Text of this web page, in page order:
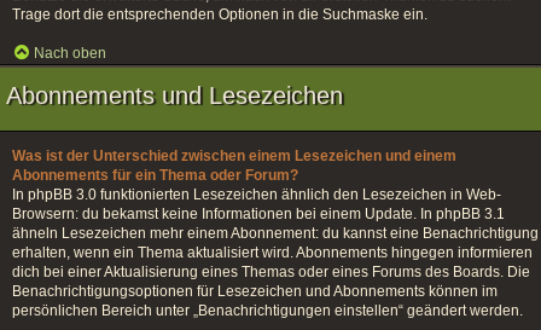
Trage dort die entsprechenden Optionen in die Suchmaske ein.
Nach oben
Abonnements und Lesezeichen
Was ist der Unterschied zwischen einem Lesezeichen und einem
Abonnements für ein Thema oder Forum?
In phpBB 3.0 funktionierten Lesezeichen ähnlich den Lesezeichen in Web-
Browsern: du bekamst keine Informationen bei einem Update. In phpBB 3.1
ähneln Lesezeichen mehr einem Abonnement: du kannst eine Benachrichtigung
erhalten, wenn ein Thema aktualisiert wird. Abonnements hingegen informieren
dich bei einer Aktualisierung eines Themas oder eines Forums des Boards. Die
Benachrichtigungsoptionen für Lesezeichen und Abonnements können im
persönlichen Bereich unter „Benachrichtigungen einstellen“ geändert werden.